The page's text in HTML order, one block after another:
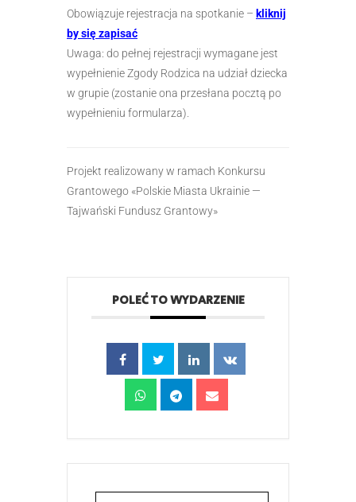
Obowiązuje rejestracja na spotkanie – kliknij
by się zapisać
Uwaga: do pełnej rejestracji wymagane jest
wypełnienie Zgody Rodzica na udział dziecka
w grupie (zostanie ona przesłana pocztą po
wypełnieniu formularza).
Projekt realizowany w ramach Konkursu
Grantowego «‎Polskie Miasta Ukrainie —
Tajwański Fundusz Grantowy»
POLEĆ TO WYDARZENIE